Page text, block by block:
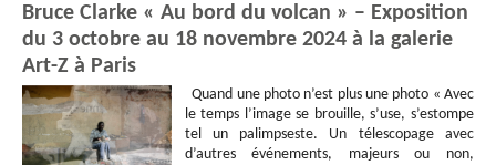
Bruce Clarke « Au bord du volcan » – Exposition
du 3 octobre au 18 novembre 2024 à la galerie
Art-Z à Paris
Quand une photo n’est plus une photo « Avec
le temps l’image se brouille, s’use, s’estompe
tel un palimpseste. Un télescopage avec
d’autres événements, majeurs ou non,